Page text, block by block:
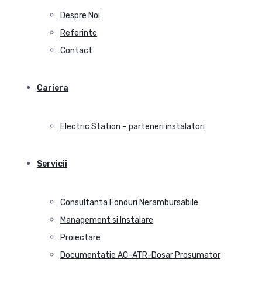
Despre Noi
Referinte
Contact
Cariera
Electric Station – parteneri instalatori
Servicii
Consultanta Fonduri Nerambursabile
Management si Instalare
Proiectare
Documentatie AC-ATR-Dosar Prosumator